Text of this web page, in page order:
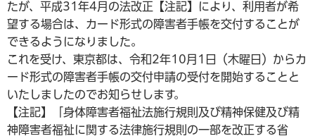
たが、平成31年4月の法改正【注記】により、利用者が希
望する場合は、カード形式の障害者手帳を交付することが
できるようになりました。
これを受け、東京都は、令和2年10月1日（木曜日）からカ
ード形式の障害者手帳の交付申請の受付を開始することと
いたしましたのでお知らせします。
【注記】「身体障害者福祉法施行規則及び精神保健及び精
神障害者福祉に関する法律施行規則の一部を改正する省